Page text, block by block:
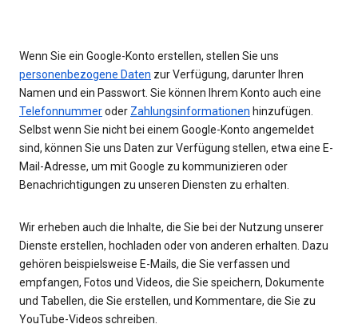
Wenn Sie ein Google-Konto erstellen, stellen Sie uns
personenbezogene Daten zur Verfügung, darunter Ihren
Namen und ein Passwort. Sie können Ihrem Konto auch eine
Telefonnummeroder Zahlungsinformationen hinzufügen.
Selbst wenn Sie nicht bei einem Google-Konto angemeldet
sind, können Sie uns Daten zur Verfügung stellen, etwa eine E-
Mail-Adresse, um mit Google zu kommunizieren oder
Benachrichtigungen zu unseren Diensten zu erhalten.
Wir erheben auch die Inhalte, die Sie bei der Nutzung unserer
Dienste erstellen, hochladen oder von anderen erhalten. Dazu
gehören beispielsweise E-Mails, die Sie verfassen und
empfangen, Fotos und Videos, die Sie speichern, Dokumente
und Tabellen, die Sie erstellen, und Kommentare, die Sie zu
YouTube-Videos schreiben.